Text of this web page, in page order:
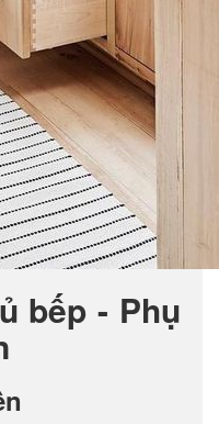
bếp - Phụ